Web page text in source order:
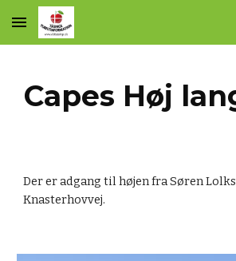
Skip to main content
Capes Høj
Der er adgang til højen fra Søren
Knasterhovvej.